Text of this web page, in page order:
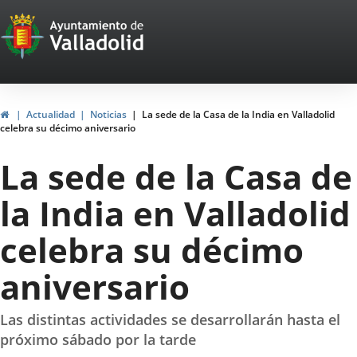
Portal
Web
del
Ayuntamiento
de
Valladolid
HomeActualidad Noticias
La sede de la Casa de la India en Valladolid
celebra su décimo aniversario
La sede de la Casa de
la India en Valladolid
celebra su décimo
aniversario
Las distintas actividades se desarrollarán hasta el
próximo sábado por la tarde